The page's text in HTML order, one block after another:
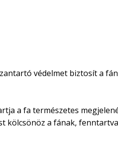
védelmet biztosít a
a fa természetes
kölcsönöz a fának,